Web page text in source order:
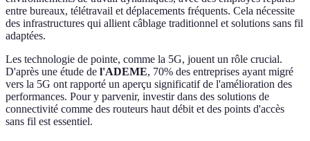
entre bureaux, télétravail et déplacements fréquents. Cela nécessite
des infrastructures qui allient câblage traditionnel et solutions sans fil
adaptées.
Les technologie de pointe, comme la 5G, jouent un rôle crucial.
D'après une étude de l'ADEME, 70% des entreprises ayant migré
vers la 5G ont rapporté un aperçu significatif de l'amélioration des
performances. Pour y parvenir, investir dans des solutions de
connectivité comme des routeurs haut débit et des points d'accès
sans fil est essentiel.